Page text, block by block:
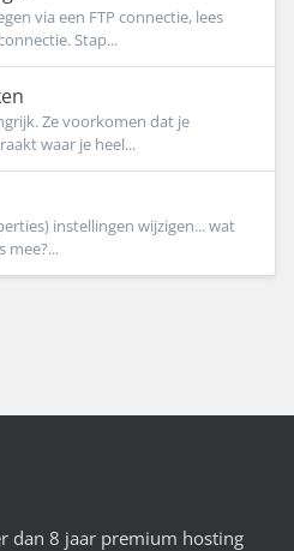
via een FTP connectie, lees
Stap...
Ze voorkomen dat je
waar je heel...
instellingen wijzigen... wat
mee?...
dan 8 jaar premium hosting